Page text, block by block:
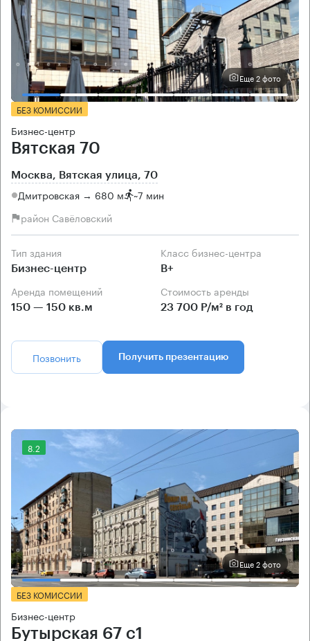
Еще 2 фото
БЕЗ КОМИССИИ
Бизнес-центр
Вятская 70
Москва, Вятская улица, 70
Дмитровская → 680 м ~7 мин
район Савёловский
Тип здания
Бизнес-центр
Класс бизнес-центра
B+
Аренда помещений
150 — 150 кв.м
Стоимость аренды
23 700 Р/м² в год
Позвонить Получить презентацию
8.2
Еще 2 фото
БЕЗ КОМИССИИ
Бизнес-центр
Бутырская 67 с1